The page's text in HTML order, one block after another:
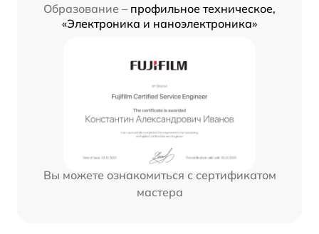
Образование – профильное техническое,
«Электроника и наноэлектроника»
Вы можете ознакомиться с сертификатом
мастера